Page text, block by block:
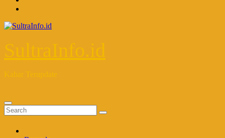
SultraInfo.id
Kabar Terupdate